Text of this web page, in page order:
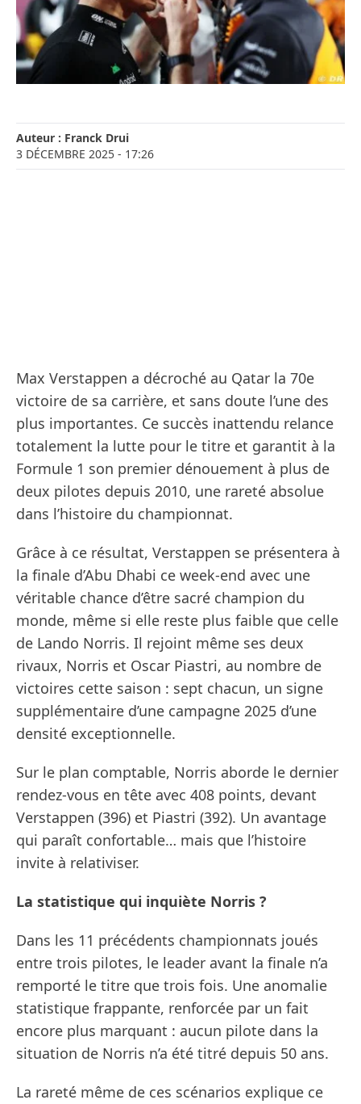
Auteur : Franck Drui
3 DÉCEMBRE 2025 - 17:26
Max Verstappen a décroché au Qatar la 70e
victoire de sa carrière, et sans doute l’une des
plus importantes. Ce succès inattendu relance
totalement la lutte pour le titre et garantit à la
Formule 1 son premier dénouement à plus de
deux pilotes depuis 2010, une rareté absolue
dans l’histoire du championnat.
Grâce à ce résultat, Verstappen se présentera à
la finale d’Abu Dhabi ce week-end avec une
véritable chance d’être sacré champion du
monde, même si elle reste plus faible que celle
de Lando Norris. Il rejoint même ses deux
rivaux, Norris et Oscar Piastri, au nombre de
victoires cette saison : sept chacun, un signe
supplémentaire d’une campagne 2025 d’une
densité exceptionnelle.
Sur le plan comptable, Norris aborde le dernier
rendez-vous en tête avec 408 points, devant
Verstappen (396) et Piastri (392). Un avantage
qui paraît confortable… mais que l’histoire
invite à relativiser.
La statistique qui inquiète Norris ?
Dans les 11 précédents championnats joués
entre trois pilotes, le leader avant la finale n’a
remporté le titre que trois fois. Une anomalie
statistique frappante, renforcée par un fait
encore plus marquant : aucun pilote dans la
situation de Norris n’a été titré depuis 50 ans.
La rareté même de ces scénarios explique ce